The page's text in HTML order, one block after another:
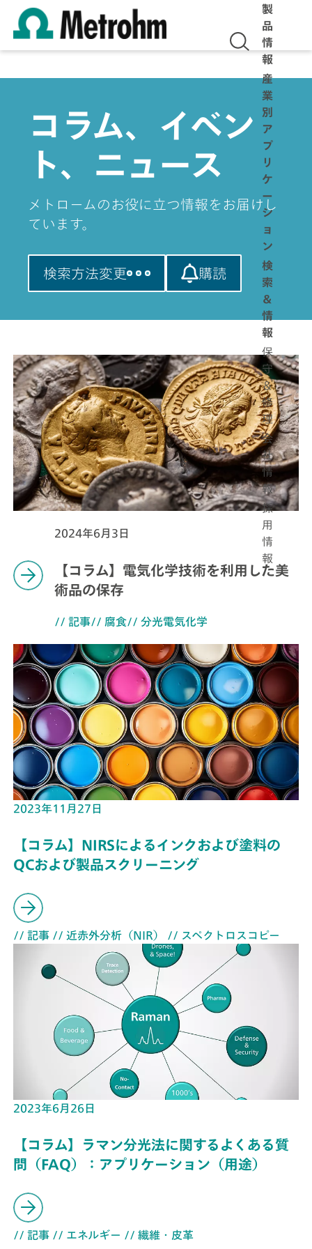
製
品
情
報
産
業
別
ア
プ
リ
ケ
ー
シ
ョ
ン
検
索
＆
情
報
保
守
＆
修
理
会
社
情
報
採
用
情
報
コラム、イベン
ト、ニュース
メトロームのお役に立つ情報をお届けし
ています。
検索方法変更 購読
2024年6月3日
【コラム】電気化学技術を利用した美
術品の保存
// 記事// 腐食// 分光電気化学
2023年11月27日
【コラム】NIRSによるインクおよび塗料の
QCおよび製品スクリーニング
// 記事 // 近赤外分析（NIR） // スペクトロスコピー
2023年6月26日
【コラム】ラマン分光法に関するよくある質
問（FAQ）：アプリケーション（用途）
// 記事 // エネルギー // 繊維・皮革